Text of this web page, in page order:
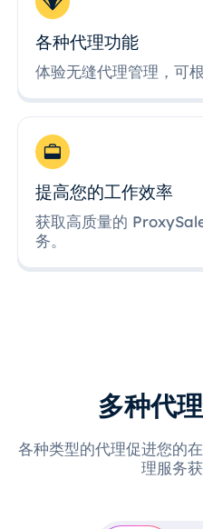
各种代理功能
体验无缝代理管理，可
提高您的工作效率
获取高质量的
务。
多种代
各种类型的代理促进您的
理服务获